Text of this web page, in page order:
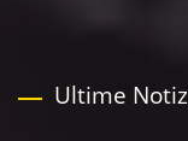
Ultime